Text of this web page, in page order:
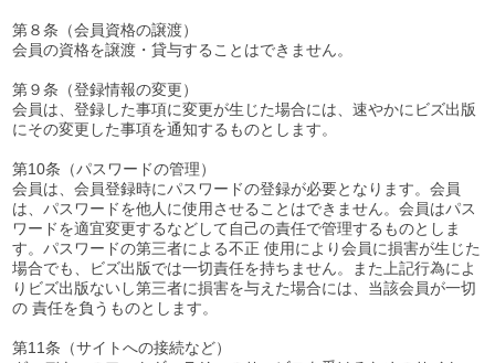
第８条（会員資格の譲渡）
会員の資格を譲渡・貸与することはできません。
第９条（登録情報の変更）
会員は、登録した事項に変更が生じた場合には、速やかにビズ出版
にその変更した事項を通知するものとします。
第10条（パスワードの管理）
会員は、会員登録時にパスワードの登録が必要となります。会員
は、パスワードを他人に使用させることはできません。会員はパス
ワードを適宜変更するなどして自己の責任で管理するものとしま
す。パスワードの第三者による不正 使用により会員に損害が生じた
場合でも、ビズ出版では一切責任を持ちません。また上記行為によ
りビズ出版ないし第三者に損害を与えた場合には、当該会員が一切
の 責任を負うものとします。
第11条（サイトへの接続など）